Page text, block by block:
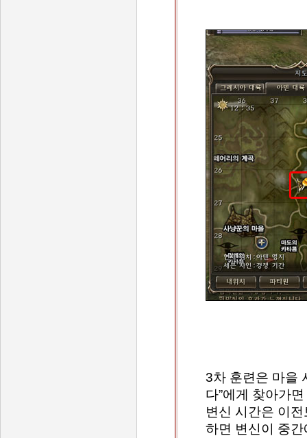
3차 훈련은 마을
다”에게 찾아가
변신 시간은 이
하면 변신이 중간